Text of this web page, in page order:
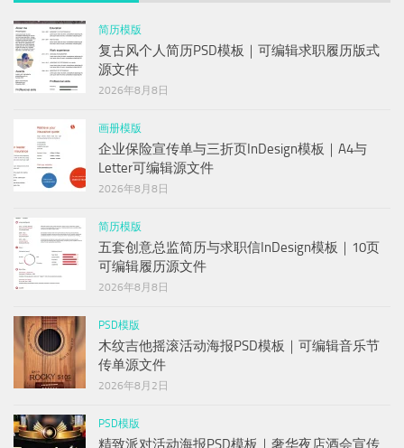
简历模版
复古风个人简历PSD模板｜可编辑求职履历版式
源文件
2026年8月8日
画册模版
企业保险宣传单与三折页InDesign模板｜A4与
Letter可编辑源文件
2026年8月8日
简历模版
五套创意总监简历与求职信InDesign模板｜10页
可编辑履历源文件
2026年8月8日
PSD模版
木纹吉他摇滚活动海报PSD模板｜可编辑音乐节
传单源文件
2026年8月2日
PSD模版
精致派对活动海报PSD模板｜奢华夜店酒会宣传